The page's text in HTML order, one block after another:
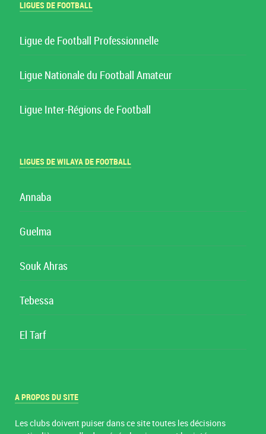
LIGUES DE FOOTBALL
Ligue de Football Professionnelle
Ligue Nationale du Football Amateur
Ligue Inter-Régions de Football
LIGUES DE WILAYA DE FOOTBALL
Annaba
Guelma
Souk Ahras
Tebessa
El Tarf
A PROPOS DU SITE
Les clubs doivent puiser dans ce site toutes les décisions